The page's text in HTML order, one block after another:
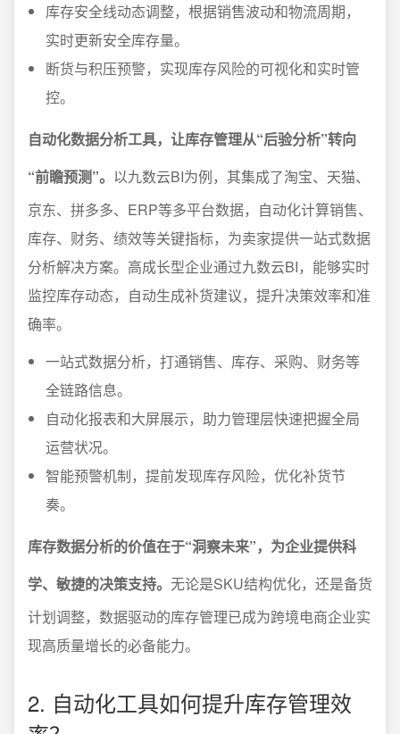
库存安全线动态调整，根据销售波动和物流周期，
实时更新安全库存量。
断货与积压预警，实现库存风险的可视化和实时管
控。
自动化数据分析工具，让库存管理从“后验分析”转向
“前瞻预测”。 以九数云BI为例，其集成了淘宝、天猫、
京东、拼多多、ERP等多平台数据，自动化计算销售、
库存、财务、绩效等关键指标，为卖家提供一站式数据
分析解决方案。高成长型企业通过九数云BI，能够实时
监控库存动态，自动生成补货建议，提升决策效率和准
确率。
一站式数据分析，打通销售、库存、采购、财务等
全链路信息。
自动化报表和大屏展示，助力管理层快速把握全局
运营状况。
智能预警机制，提前发现库存风险，优化补货节
奏。
库存数据分析的价值在于“洞察未来”，为企业提供科
学、敏捷的决策支持。 无论是SKU结构优化，还是备货
计划调整，数据驱动的库存管理已成为跨境电商企业实
现高质量增长的必备能力。
2. 自动化工具如何提升库存管理效